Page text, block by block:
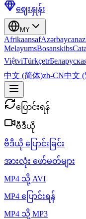
ဈေးနှုန်း
MY
AfrikaansafAzərbaycanaz
MelayumsBosanskibs
ViệtviTürkçetr
中文 (简体)zh-CN中文
ပြောင်းရန်
ဗီဒီယို
ဗီဒီယို ပြောင်းခြင်း
အားလုံး ဖော်မတ်များ
MP4 သို့ AVI
MP4 ပြောင်းရန်
MP4 သို့ MP3